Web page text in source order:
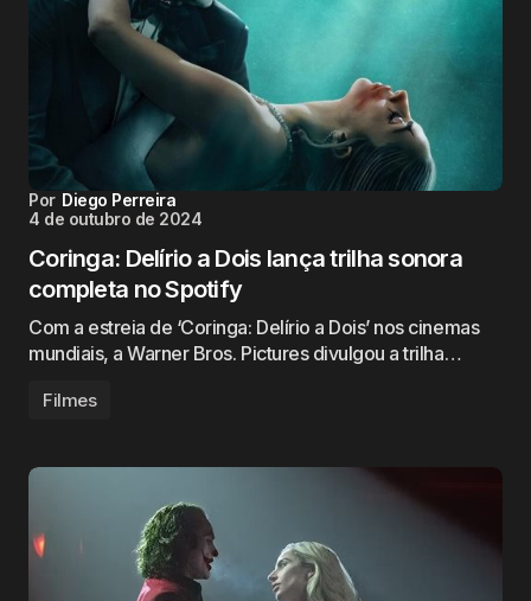
Por Diego Perreira
4 de outubro de 2024
Coringa: Delírio a Dois lança trilha sonora
completa no Spotify
Com a estreia de ‘Coringa: Delírio a Dois’ nos cinemas
mundiais, a Warner Bros. Pictures divulgou a trilha…
Filmes